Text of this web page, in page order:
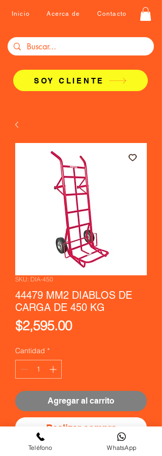
Inicio Acerca de Contacto
SOY CLIENTE
SKU: DIA-450
44479 MM2 DIABLOS DE
CARGA DE 450 KG
$2,595.00Precio
Cantidad *
Agregar al carrito
Realizar compra
Teléfono WhatsApp